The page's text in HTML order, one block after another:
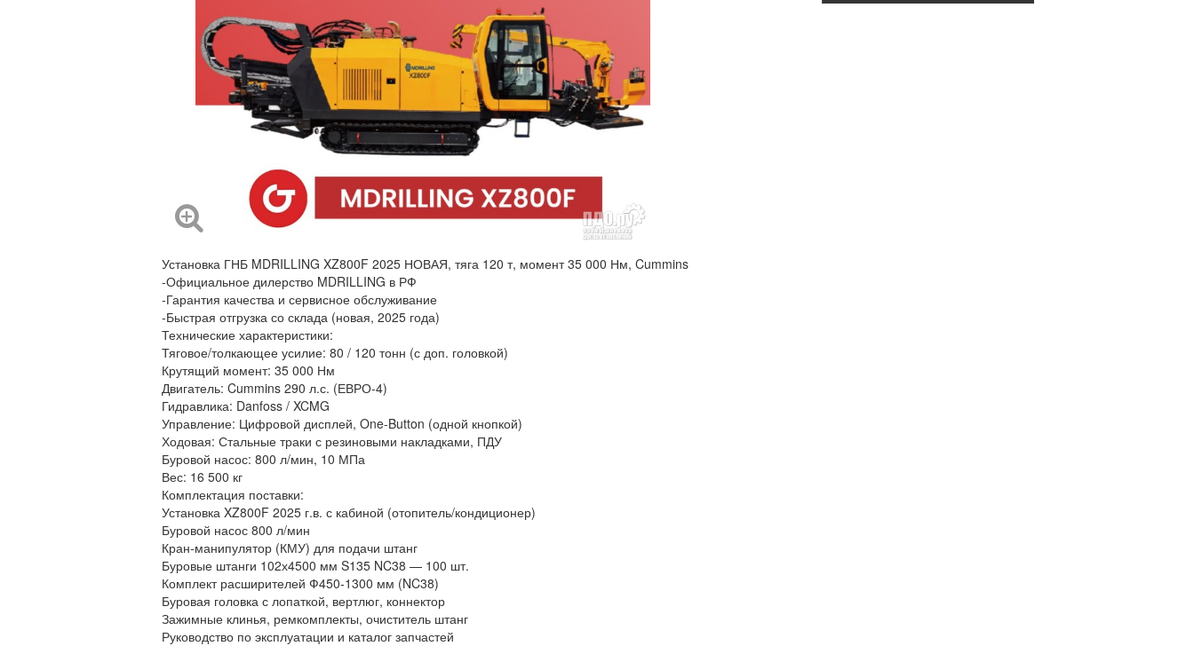
Установка ГНБ MDRILLING XZ800F 2025 НОВАЯ, тяга 120 т, момент 35 000 Нм, Cummins
-Официальное дилерство MDRILLING в РФ
-Гарантия качества и сервисное обслуживание
-Быстрая отгрузка со склада (новая, 2025 года)
Технические характеристики:
Тяговое/толкающее усилие: 80 / 120 тонн (с доп. головкой)
Крутящий момент: 35 000 Нм
Двигатель: Cummins 290 л.с. (ЕВРО-4)
Гидравлика: Danfoss / XCMG
Управление: Цифровой дисплей, One-Button (одной кнопкой)
Ходовая: Стальные траки с резиновыми накладками, ПДУ
Буровой насос: 800 л/мин, 10 МПа
Вес: 16 500 кг
Комплектация поставки:
Установка XZ800F 2025 г.в. с кабиной (отопитель/кондиционер)
Буровой насос 800 л/мин
Кран-манипулятор (КМУ) для подачи штанг
Буровые штанги 102х4500 мм S135 NC38 — 100 шт.
Комплект расширителей Ф450-1300 мм (NC38)
Буровая головка с лопаткой, вертлюг, коннектор
Зажимные клинья, ремкомплекты, очиститель штанг
Руководство по эксплуатации и каталог запчастей